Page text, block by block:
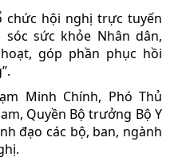
chức hội nghị trực tuyến
sóc sức khỏe Nhân dân,
góp phần phục hồi
Minh Chính, Phó Thủ
Quyền Bộ trưởng Bộ Y
đạo các bộ, ban, ngành